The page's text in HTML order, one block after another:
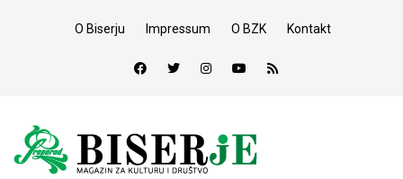
O Biserju Impressum O BZK Kontakt